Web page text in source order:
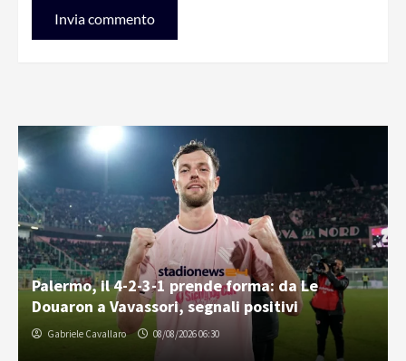
Palermo, il 4-2-3-1 prende forma: da Le
Douaron a Vavassori, segnali positivi
Gabriele Cavallaro 08/08/2026 06:30